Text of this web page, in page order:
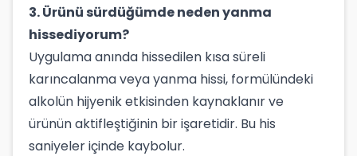
3. Ürünü sürdüğümde neden yanma
hissediyorum?
Uygulama anında hissedilen kısa süreli
karıncalanma veya yanma hissi, formülündeki
alkolün hijyenik etkisinden kaynaklanır ve
ürünün aktifleştiğinin bir işaretidir. Bu his
saniyeler içinde kaybolur.